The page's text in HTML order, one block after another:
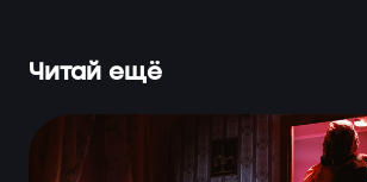
Читай ещё